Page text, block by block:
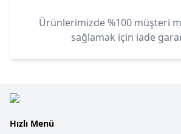
Ürünlerimizde %100 müşteri
sağlamak için iade
Hızlı Menü